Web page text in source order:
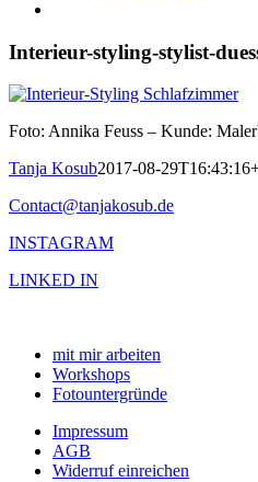
Interieur-styling-stylist-
Foto: Annika Feuss – Kunde:
Tanja Kosub2017-08-
Contact@tanjakosub.de
INSTAGRAM
LINKED IN
mit mir arbeiten
Workshops
Fotountergründe
Impressum
AGB
Widerruf einreichen